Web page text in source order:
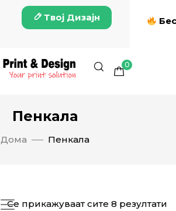
Твој Дизајн
0
Пенкала
Дома Пенкала
Се прикажуваат сите 8 резултати